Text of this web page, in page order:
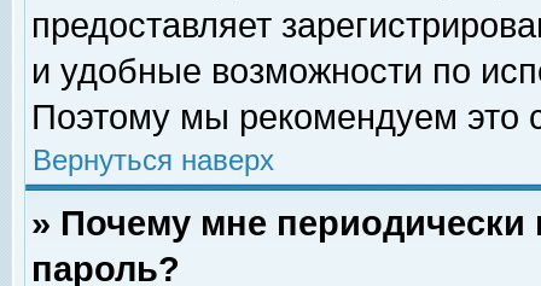
предоставляет
и удобные возможности по
Поэтому мы рекомендуем это
Вернуться наверх
» Почему мне
пароль?